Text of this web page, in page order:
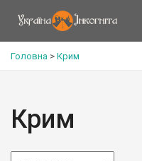
Головна > Крим
Крим